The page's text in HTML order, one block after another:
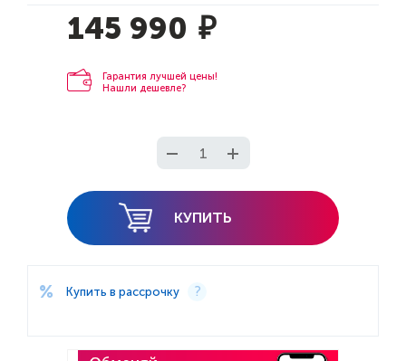
145 990 ₽
Гарантия лучшей цены!
Нашли дешевле?
КУПИТЬ
Купить в рассрочку